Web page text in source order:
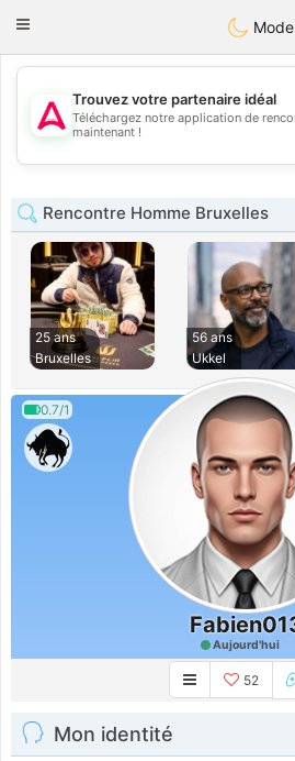
Tantôt
Toggle
Mode
💖
💕
Trouvez votre partenaire idéal
Téléchargez notre application de
maintenant !
Rencontre Homme Bruxelles
25 ans
Bruxelles
56 ans
Ukkel
0.7/1
Aujourd'hui
52
Mon identité